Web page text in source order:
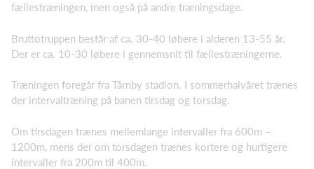
fællestræningen, men også på andre træningsdage.
Bruttotruppen består af ca. 30-40 løbere i alderen 13-55 år.
Der er ca. 10-30 løbere i gennemsnit til fællestræningerne.
Træningen foregår fra Tårnby stadion. I sommerhalvåret trænes
der intervaltræning på banen tirsdag og torsdag.
Om tirsdagen trænes mellemlange intervaller fra 600m –
1200m, mens der om torsdagen trænes kortere og hurtigere
intervaller fra 200m til 400m.